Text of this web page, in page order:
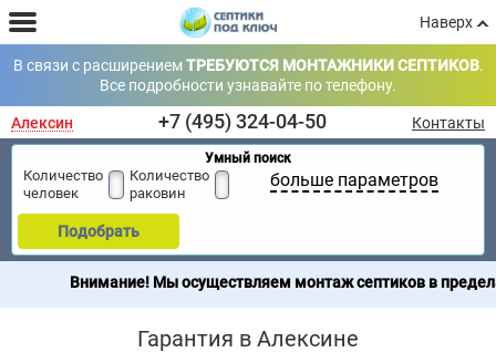
Наверх
В связи с расширениемТРЕБУЮТСЯ МОНТАЖНИКИ СЕПТИКОВ.
Все подробности узнавайте по телефону.
Алексин +7 (495) 324-04-50 Контакты
Умный поиск
Количество
человек
Количество
раковин
больше параметров
Подобрать
Внимание! Мы осуществляем монтаж септиков в
Гарантия в Алексине